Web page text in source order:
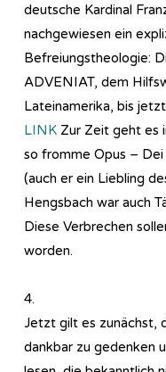
deutsche Kardinal
nachgewiesen ein
Befreiungstheologie:
ADVENIAT, dem
Lateinamerika, bis
LINK Zur Zeit geht es
so fromme Opus –
(auch er ein Liebling
Hengsbach war auch
Diese Verbrechen
worden.
4.
Jetzt gilt es zunächst,
dankbar zu gedenken